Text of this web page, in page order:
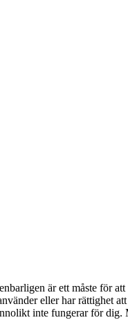
är ett måste för
eller har rättighet
inte fungerar för